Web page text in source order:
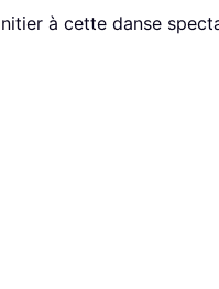
à cette danse